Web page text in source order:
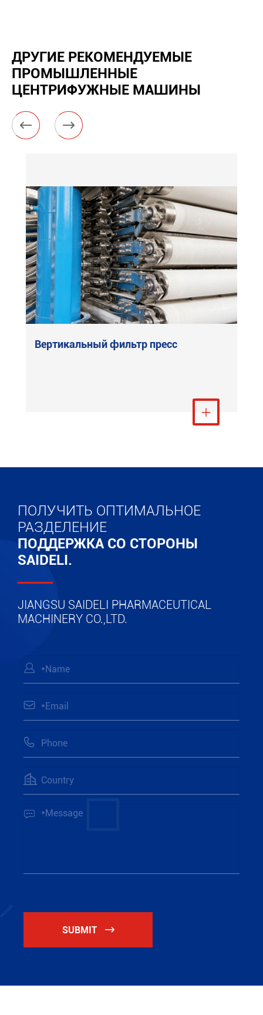
ДРУГИЕ РЕКОМЕНДУЕМЫЕ
ПРОМЫШЛЕННЫЕ
ЦЕНТРИФУЖНЫЕ МАШИНЫ
 
Вертикальный фильтр пресс
Посмотреть ещё

ПОЛУЧИТЬ ОПТИМАЛЬНОЕ
РАЗДЕЛЕНИЕ
ПОДДЕРЖКА СО СТОРОНЫ
SAIDELI.
JIANGSU SAIDELI PHARMACEUTICAL
MACHINERY CO.,LTD.





SUBMIT 